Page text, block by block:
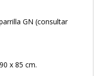
GN (consultar
x 85 cm.